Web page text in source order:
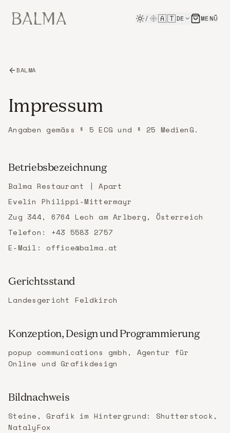
/ 🇦🇹DE MENÜ
BALMA
Impressum
Angaben gemäss § 5 ECG und § 25 MedienG.
Betriebsbezeichnung
Balma Restaurant | Apart
Evelin Philippi-Mittermayr
Zug 344, 6764 Lech am Arlberg, Österreich
Telefon: +43 5583 2757
E-Mail: office@balma.at
Gerichtsstand
Landesgericht Feldkirch
Konzeption, Design und Programmierung
popup communications gmbh, Agentur für
Online und Grafikdesign
Bildnachweis
Steine, Grafik im Hintergrund: Shutterstock,
NatalyFox